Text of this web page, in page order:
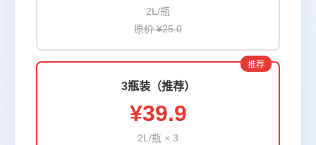
2L/瓶
原价 ¥25.0
3瓶装（推荐）
¥39.9
2L/瓶 × 3